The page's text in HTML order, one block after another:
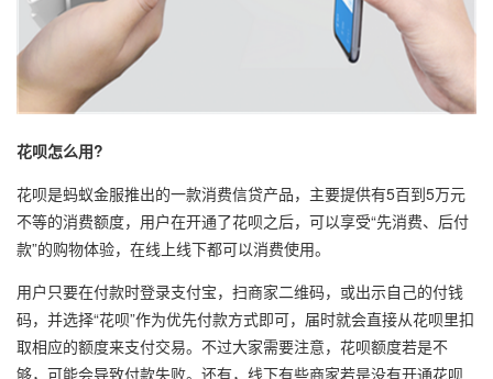
花呗怎么用?
花呗是蚂蚁金服推出的一款消费信贷产品，主要提供有5百到5万元
不等的消费额度，用户在开通了花呗之后，可以享受“先消费、后付
款”的购物体验，在线上线下都可以消费使用。
用户只要在付款时登录支付宝，扫商家二维码，或出示自己的付钱
码，并选择“花呗”作为优先付款方式即可，届时就会直接从花呗里扣
取相应的额度来支付交易。不过大家需要注意，花呗额度若是不
够，可能会导致付款失败。还有，线下有些商家若是没有开通花呗